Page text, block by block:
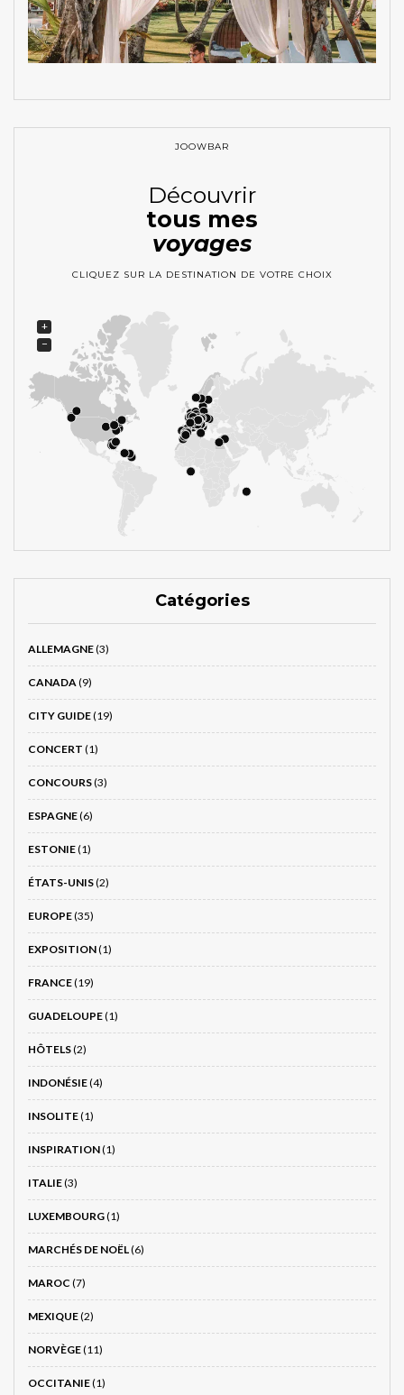
JOOWBAR
Découvrir
tous mes
voyages
CLIQUEZ SUR LA DESTINATION DE VOTRE CHOIX
+
−
Catégories
ALLEMAGNE(3)
CANADA (9)
CITY GUIDE(19)
CONCERT (1)
CONCOURS(3)
ESPAGNE(6)
ESTONIE(1)
ÉTATS-UNIS(2)
EUROPE(35)
EXPOSITION(1)
FRANCE(19)
GUADELOUPE(1)
HÔTELS(2)
INDONÉSIE(4)
INSOLITE(1)
INSPIRATION(1)
ITALIE(3)
LUXEMBOURG(1)
MARCHÉS DE NOËL(6)
MAROC (7)
MEXIQUE(2)
NORVÈGE(11)
OCCITANIE(1)